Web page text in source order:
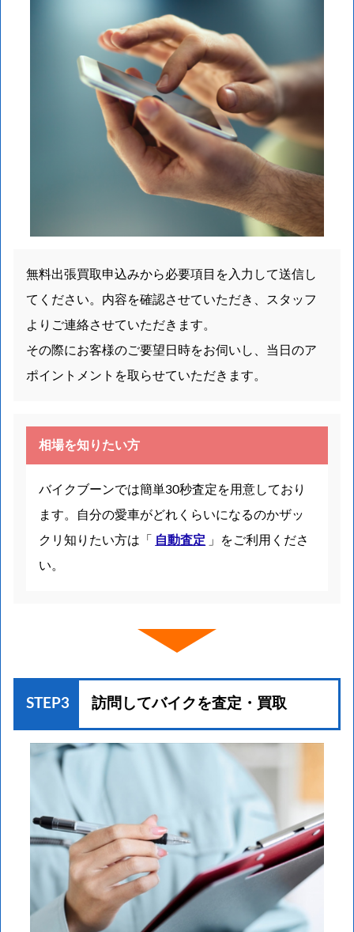
無料出張買取申込みから必要項目を入力して送信し
てください。内容を確認させていただき、スタッフ
よりご連絡させていただきます。
その際にお客様のご要望日時をお伺いし、当日のア
ポイントメントを取らせていただきます。
相場を知りたい方
バイクブーンでは簡単30秒査定を用意しており
ます。自分の愛車がどれくらいになるのかザッ
クリ知りたい方は「
自動査定 」をご利用くださ
い。
STEP3 訪問してバイクを査定・買取